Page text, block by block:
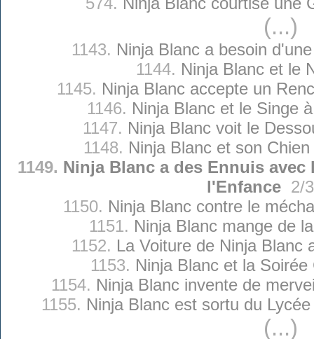
(...)
1143. Ninja Blanc a besoin
1144. Ninja Blanc et le
1145. Ninja Blanc accepte un
1146. Ninja Blanc et le Singe
1147. Ninja Blanc voit le
1148. Ninja Blanc et son
1149. Ninja Blanc a des Ennuis
l'Enfance 2/
1150. Ninja Blanc contre le
1151. Ninja Blanc mange de
1152. La Voiture de Ninja Blanc
1153. Ninja Blanc et la Soirée
1154. Ninja Blanc invente de
1155. Ninja Blanc est sortu du
(...)